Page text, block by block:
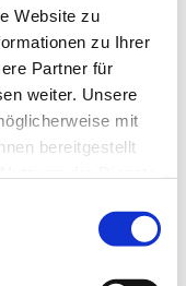
Website zu
zu Ihrer
Partner für
weiter. Unsere
mit
bereitgestellt